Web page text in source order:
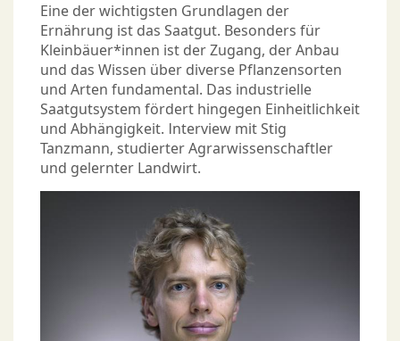
Eine der wichtigsten Grundlagen der
Ernährung ist das Saatgut. Besonders für
Kleinbäuer*innen ist der Zugang, der Anbau
und das Wissen über diverse Pflanzensorten
und Arten fundamental. Das industrielle
Saatgutsystem fördert hingegen Einheitlichkeit
und Abhängigkeit. Interview mit Stig
Tanzmann, studierter Agrarwissenschaftler
und gelernter Landwirt.